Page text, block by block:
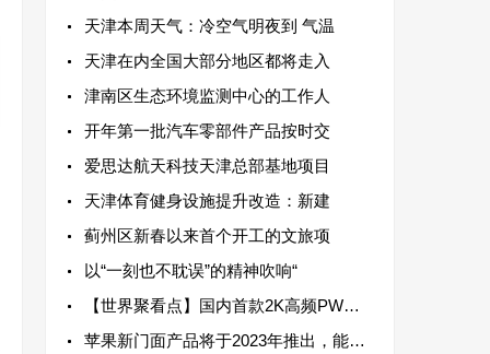
天津本周天气：冷空气明夜到 气温
天津在内全国大部分地区都将走入
津南区生态环境监测中心的工作人
开年第一批汽车零部件产品按时交
爱思达航天科技天津总部基地项目
天津体育健身设施提升改造：新建
蓟州区新春以来首个开工的文旅项
以“一刻也不耽误”的精神吹响“
【世界聚看点】国内首款2K高频PWM柔性屏在武汉量产下线
苹果新门面产品将于2023年推出，能击败Meta Oculus2和索尼Oculus2以及索尼PlayStation VR